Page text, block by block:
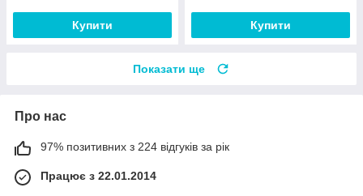
Купити Купити
Показати ще
Про нас
97% позитивних з 224 відгуків за рік
Працює з 22.01.2014